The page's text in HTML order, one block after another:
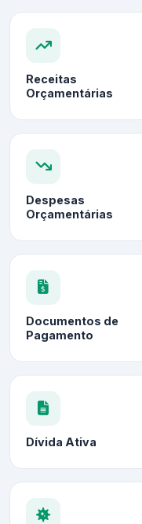
Receitas
Orçamentárias
Despesas
Orçamentárias
Documentos de
Pagamento
Dívida Ativa